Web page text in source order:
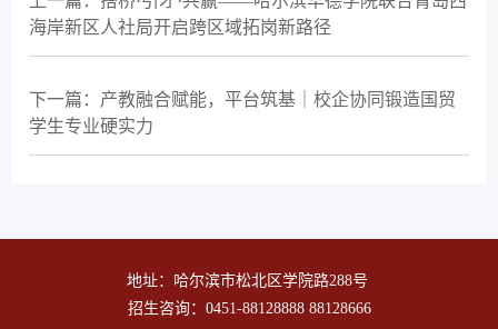
海岸新区人社局开启跨区域拓岗新路径
下一篇：产教融合赋能，平台筑基｜校企协同锻造国贸
学生专业硬实力
地址：哈尔滨市松北区学院路288号
招生咨询：0451-88128888 88128666